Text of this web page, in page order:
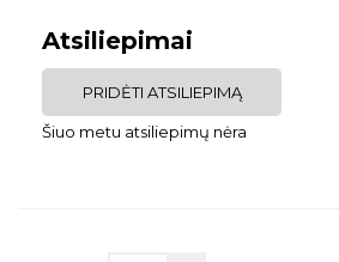
Atsiliepimai
PRIDĖTI ATSILIEPIMĄ
Šiuo metu atsiliepimų nėra